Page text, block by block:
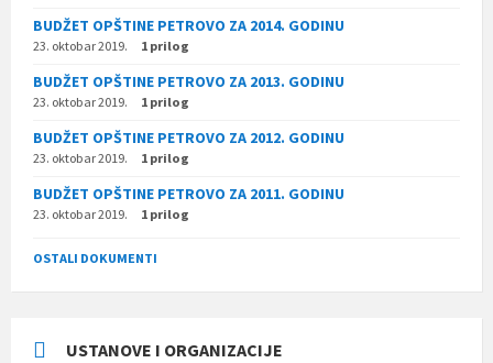
BUDŽET OPŠTINE PETROVO ZA 2014. GODINU
23. oktobar 2019. 1 prilog
BUDŽET OPŠTINE PETROVO ZA 2013. GODINU
23. oktobar 2019. 1 prilog
BUDŽET OPŠTINE PETROVO ZA 2012. GODINU
23. oktobar 2019. 1 prilog
BUDŽET OPŠTINE PETROVO ZA 2011. GODINU
23. oktobar 2019. 1 prilog
OSTALI DOKUMENTI
USTANOVE I ORGANIZACIJE